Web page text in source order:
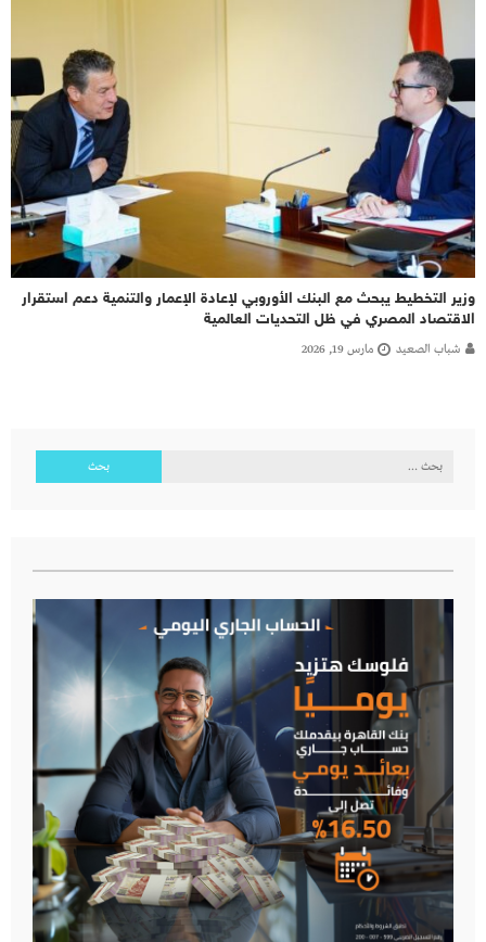
وزير التخطيط يبحث مع البنك الأوروبي لإعادة الإعمار والتنمية دعم استقرار
الاقتصاد المصري في ظل التحديات العالمية
شباب الصعيد مارس 19, 2026
البحث